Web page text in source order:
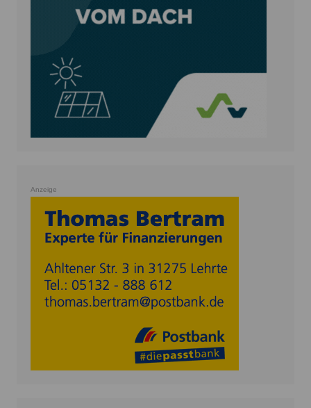
Anzeige